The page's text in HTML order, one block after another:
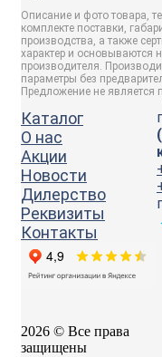
Описание и фото товара,
комплекте поставки,
производства, а также
характер и основываются
производителя.
параметры без
Предложение не является
Каталог
О нас
Акции
Новости
Дилерство
Реквизиты
Контакты
2026 © Все права
защищены